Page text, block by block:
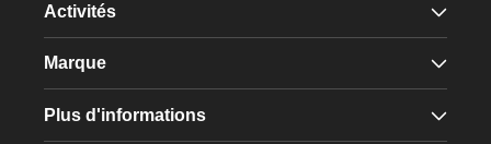
Activités
Marque
Plus d'informations